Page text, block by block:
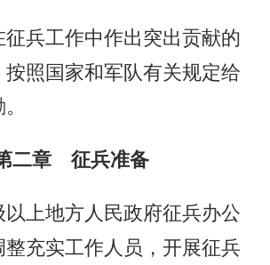
兵工作中作出突出贡献的
照国家和军队有关规定给
二章 征兵准备
上地方人民政府征兵办公
充实工作人员，开展征兵